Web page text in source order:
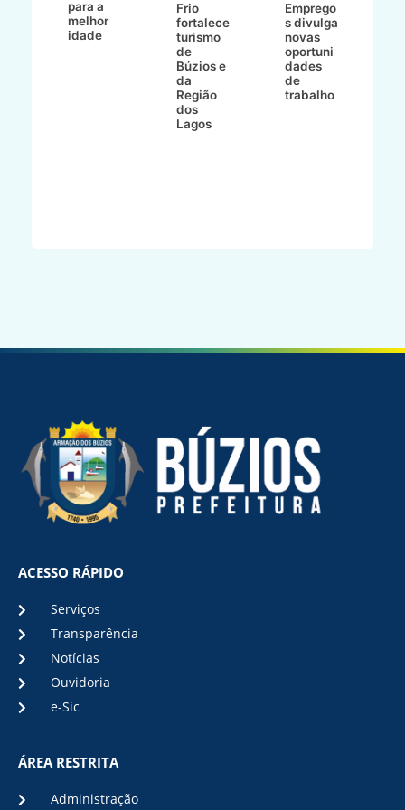
para a
melhor
idade
Frio
fortalece
turismo
de
Búzios e
da
Região
dos
Lagos
Emprego
s divulga
novas
oportuni
dades
de
trabalho
ACESSO RÁPIDO
Serviços
Transparência
Notícias
Ouvidoria
e-Sic
ÁREA RESTRITA
Administração